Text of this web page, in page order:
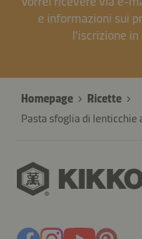
e informazioni sui
l'iscrizione
Homepage
Ricette
Pasta sfoglia di lenticchie